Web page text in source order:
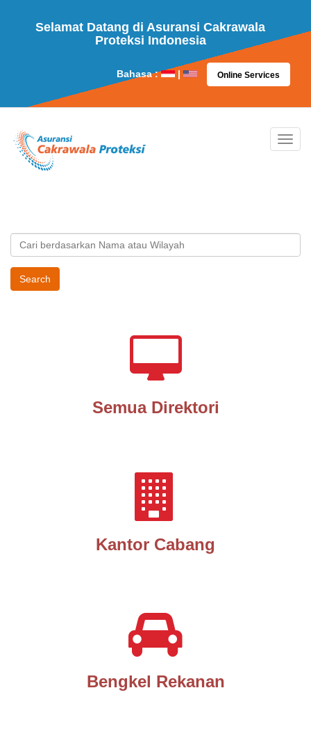
Selamat Datang di Asuransi Cakrawala
Proteksi Indonesia
Bahasa : | Online Services
Semua Direktori
Kantor Cabang
Bengkel Rekanan